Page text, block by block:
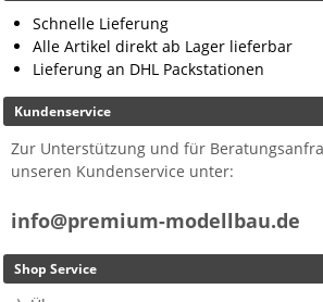
Schnelle Lieferung
Alle Artikel direkt ab Lager lieferbar
Lieferung an DHL Packstationen
Kundenservice
Zur Unterstützung und für
unseren Kundenservice unter:
info@premium-modellbau.de
Shop Service